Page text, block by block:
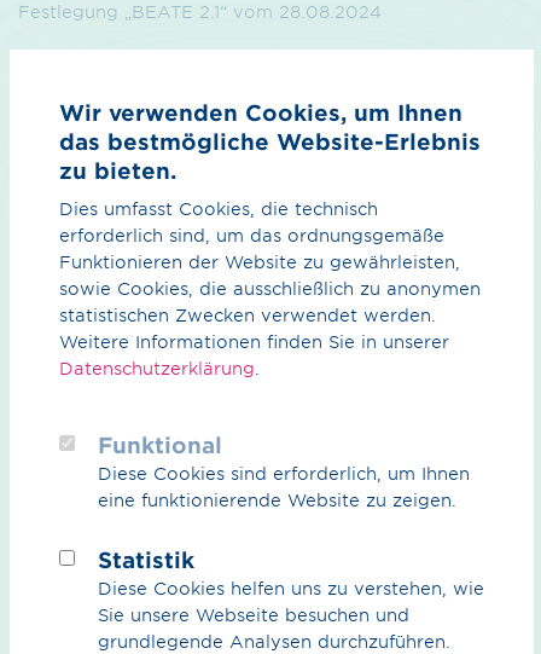
Festlegung „BEATE 2.1“ vom 28.08.2024
20/608
Festlegung „BEATE 2.0 vom 16.10.2020
Wir verwenden Cookies, um Ihnen
das bestmögliche Website-Erlebnis
zu bieten.
Dies umfasst Cookies, die technisch
erforderlich sind, um das ordnungsgemäße
Funktionieren der Website zu gewährleisten,
sowie Cookies, die ausschließlich zu anonymen
statistischen Zwecken verwendet werden.
Weitere Informationen finden Sie in unserer
Datenschutzerklärung
Funktional
Diese Cookies sind erforderlich, um Ihnen
eine funktionierende Website zu zeigen.
Statistik
Diese Cookies helfen uns zu verstehen, wie
Sie unsere Webseite besuchen und
grundlegende Analysen durchzuführen.